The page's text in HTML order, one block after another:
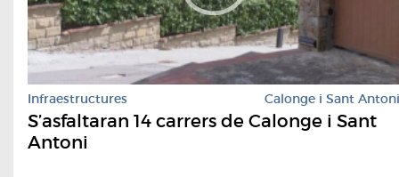
Infraestructures Calonge i Sant Antoni
S’asfaltaran 14 carrers de Calonge i Sant
Antoni